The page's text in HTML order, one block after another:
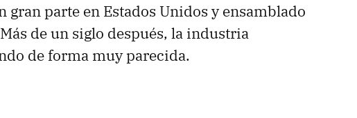
parte en Estados Unidos y ensamblado
de un siglo después, la industria
de forma muy parecida.